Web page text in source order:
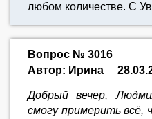
любом количестве. С
Вопрос № 3016
Автор: Ирина
Добрый вечер,
смогу примерить всё,